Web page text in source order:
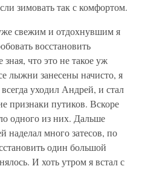
зимовать так с комфортом.
свежим и отдохнувшим я
восстановить
что это не такое уж
лыжни занесены начисто, я
уходил Андрей, и стал
признаки путиков. Вскоре
одного из них. Дальше
наделал много затесов, по
один большой
И хоть утром я встал с